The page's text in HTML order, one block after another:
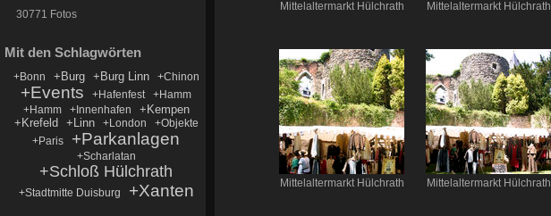
30771 Fotos
Mit den Schlagwörten
+Bonn +Burg +Burg Linn +Chinon
+Events +Hafenfest
+Hamm
+Hamm
+Innenhafen
+Kempen
+Krefeld
+Linn +London
+Objekte
+Paris
+Parkanlagen
+Scharlatan
+Schloß Hülchrath
+Stadtmitte Duisburg +Xanten
Mittelaltermarkt Hülchrath Mittelaltermarkt Hülchrath
Mittelaltermarkt Hülchrath Mittelaltermarkt Hülchrath